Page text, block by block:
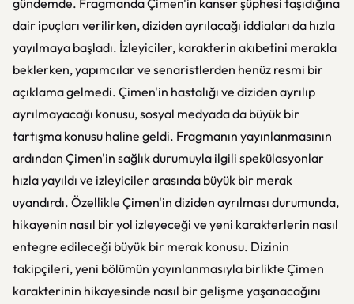
gündemde. Fragmanda Çimen'in kanser şüphesi taşıdığına
dair ipuçları verilirken, diziden ayrılacağı iddiaları da hızla
yayılmaya başladı. İzleyiciler, karakterin akıbetini merakla
beklerken, yapımcılar ve senaristlerden henüz resmi bir
açıklama gelmedi. Çimen'in hastalığı ve diziden ayrılıp
ayrılmayacağı konusu, sosyal medyada da büyük bir
tartışma konusu haline geldi. Fragmanın yayınlanmasının
ardından Çimen'in sağlık durumuyla ilgili spekülasyonlar
hızla yayıldı ve izleyiciler arasında büyük bir merak
uyandırdı. Özellikle Çimen'in diziden ayrılması durumunda,
hikayenin nasıl bir yol izleyeceği ve yeni karakterlerin nasıl
entegre edileceği büyük bir merak konusu. Dizinin
takipçileri, yeni bölümün yayınlanmasıyla birlikte Çimen
karakterinin hikayesinde nasıl bir gelişme yaşanacağını